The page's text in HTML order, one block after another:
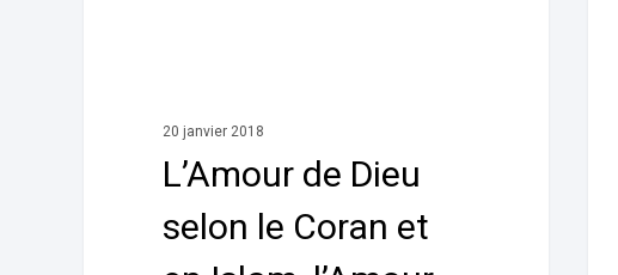
20 janvier 2018
L’Amour de Dieu
selon le Coran et